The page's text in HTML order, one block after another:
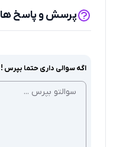
پرسش و پاسخ ها
اگه سوالی داری حتما بپرس !